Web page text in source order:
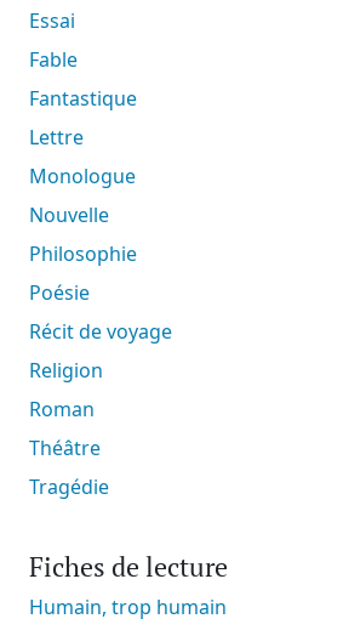
Essai
Fable
Fantastique
Lettre
Monologue
Nouvelle
Philosophie
Poésie
Récit de voyage
Religion
Roman
Théâtre
Tragédie
Fiches de lecture
Humain, trop humain